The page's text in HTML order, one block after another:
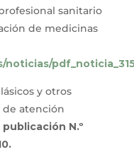
sanitario
de medicinas
y otros
de atención
publicación N.º